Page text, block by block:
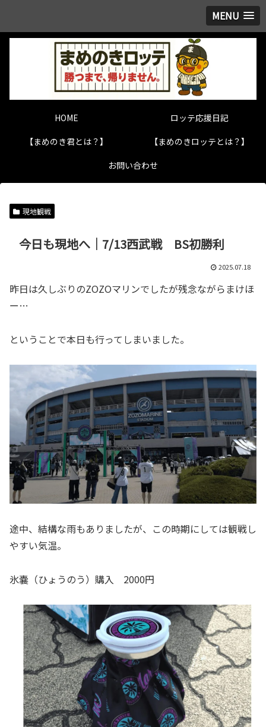
MENU
HOME
ロッテ応援日記
【まめのき君とは？】
【まめのきロッテとは？】
お問い合わせ
現地観戦
今日も現地へ｜7/13西武戦 BS初勝利
2025.07.18
昨日は久しぶりのZOZOマリンでしたが残念ながらまけほ
ー…
ということで本日も行ってしまいました。
途中、結構な雨もありましたが、この時期にしては観戦し
やすい気温。
氷嚢（ひょうのう）購入 2000円